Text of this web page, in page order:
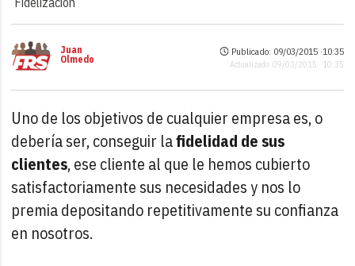
Juan
Olmedo
Publicado: 09/03/2015 ·10:35
Actualizado: 09/03/2015 · 10:35
Uno de los objetivos de cualquier empresa es, o
debería ser, conseguir lafidelidad de sus
clientes, ese cliente al que le hemos cubierto
satisfactoriamente sus necesidades y nos lo
premia depositando repetitivamente su confianza
en nosotros.